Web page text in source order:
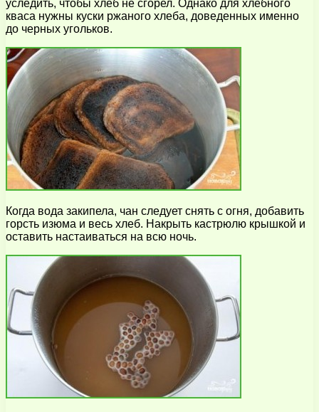
уследить, чтобы хлеб не сгорел. Однако для хлебного
кваса нужны куски ржаного хлеба, доведенных именно
до черных угольков.
Когда вода закипела, чан следует снять с огня, добавить
горсть изюма и весь хлеб. Накрыть кастрюлю крышкой и
оставить настаиваться на всю ночь.